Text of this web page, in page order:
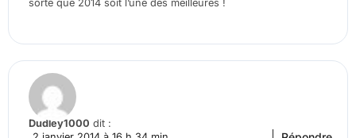
sorte que 2014 soit l’une des meilleures !
Dudley1000 dit :